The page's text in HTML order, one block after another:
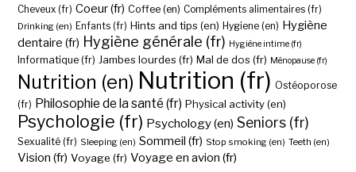
Cheveux (fr) Coeur (fr) Coffee (en) Compléments alimentaires (fr)
Drinking (en) Enfants (fr) Hints and tips (en) Hygiene (en) Hygiène
dentaire (fr) Hygiène générale (fr) Hygiène intime (fr)
Informatique (fr) Jambes lourdes (fr) Mal de dos (fr) Ménopause (fr)
Nutrition (en) Nutrition (fr) Ostéoporose
(fr) Philosophie de la santé (fr) Physical activity (en)
Psychologie (fr) Psychology (en) Seniors (fr)
Sexualité (fr) Sleeping (en) Sommeil (fr) Stop smoking (en) Teeth (en)
Vision (fr) Voyage (fr) Voyage en avion (fr)